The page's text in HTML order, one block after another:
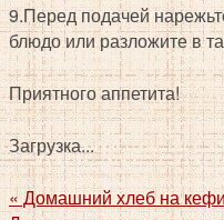
9.Перед подачей
блюдо или разложите в
Приятного аппетита!
Загрузка...
«Домашний хлеб на